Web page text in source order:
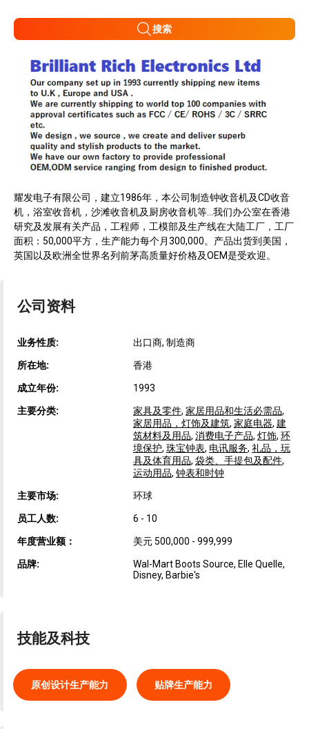
搜索
耀发电子有限公司，建立1986年，本公司制造钟收音机及CD收音
机，浴室收音机，沙滩收音机及厨房收音机等…我们办公室在香港
研究及发展有关产品，工程师，工模部及生产线在大陆工厂，工厂
面积：50,000平方，生产能力每个月300,000。产品出货到美国，
英国以及欧洲全世界名列前茅高质量好价格及OEM是受欢迎。
公司资料
业务性质: 出口商, 制造商
所在地: 香港
成立年份: 1993
主要分类: 家具及零件, 家居用品和生活必需品,
家居用品，灯饰及建筑, 家庭电器, 建
筑材料及用品, 消费电子产品, 灯饰, 环
境保护, 珠宝钟表, 电讯服务, 礼品，玩
具及体育用品, 袋类、手提包及配件,
运动用品, 钟表和时钟
主要市场: 环球
员工人数: 6 - 10
年度营业额： 美元 500,000 - 999,999
品牌:
Wal-Mart Boots Source, Elle Quelle,
Disney, Barbie's
技能及科技
原创设计生产能力 贴牌生产能力